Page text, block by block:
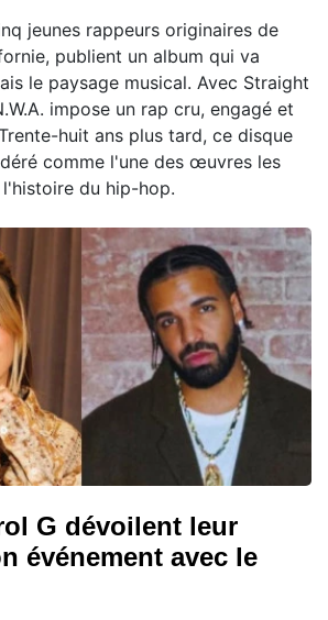
jeunes rappeurs originaires de
publient un album qui va
le paysage musical. Avec Straight
impose un rap cru, engagé et
huit ans plus tard, ce disque
comme l'une des œuvres les
du hip-hop.
G dévoilent leur
événement avec le